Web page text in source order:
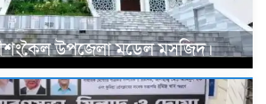
উপজেলা মডেল মসজিদ।